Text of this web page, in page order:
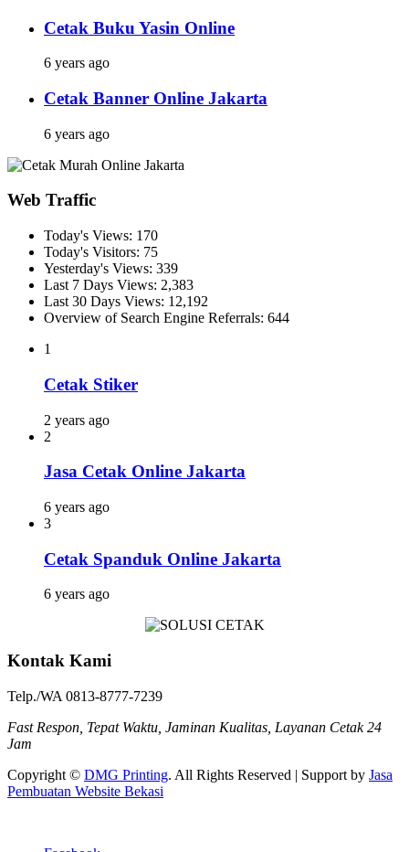
Cetak Buku Yasin Online
6 years ago
Cetak Banner Online Jakarta
6 years ago
Web Traffic
Today's Views: 170
Today's Visitors: 75
Yesterday's Views: 339
Last 7 Days Views: 2,383
Last 30 Days Views: 12,192
Overview of Search Engine Referrals: 644
1
Cetak Stiker
2 years ago
2
Jasa Cetak Online Jakarta
6 years ago
3
Cetak Spanduk Online Jakarta
6 years ago
Kontak Kami
Telp./WA 0813-8777-7239
Fast Respon, Tepat Waktu, Jaminan Kualitas, Layanan Cetak 24
Jam
Copyright © DMG Printing. All Rights Reserved | Support by Jasa
Pembuatan Website Bekasi